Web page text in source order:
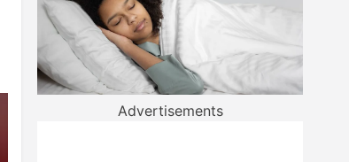
Advertisements